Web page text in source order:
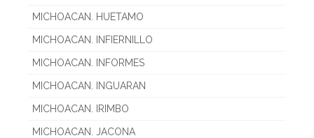
MICHOACAN. HUETAMO
MICHOACAN. INFIERNILLO
MICHOACAN. INFORMES
MICHOACAN. INGUARAN
MICHOACAN. IRIMBO
MICHOACAN. JACONA